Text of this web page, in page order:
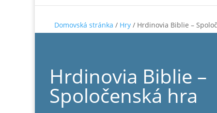
Domovská stránka / Hry / Hrdinovia Biblie –
Hrdinovia Biblie –
Spoločenská hra